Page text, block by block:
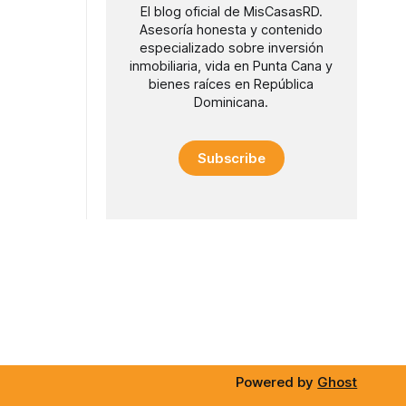
El blog oficial de MisCasasRD.
Asesoría honesta y contenido
especializado sobre inversión
inmobiliaria, vida en Punta Cana y
bienes raíces en República
Dominicana.
Subscribe
Powered by Ghost